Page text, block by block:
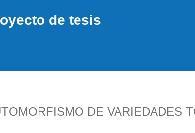
de tesis
DE VARIEDADES